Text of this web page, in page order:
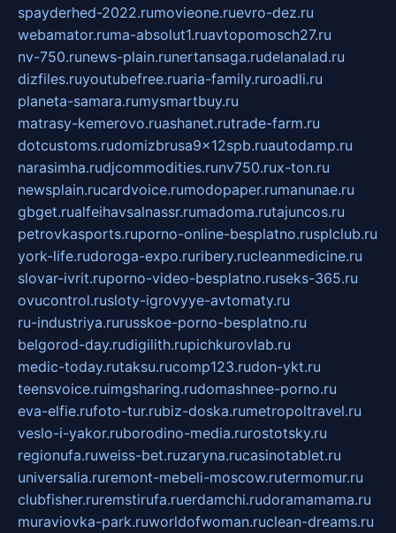
spayderhed-2022.rumovieone.ruevro-dez.ru
webamator.ruma-absolut1.ruavtopomosch27.ru
nv-750.runews-plain.runertansaga.rudelanalad.ru
dizfiles.ruyoutubefree.ruaria-family.ruroadli.ru
planeta-samara.rumysmartbuy.ru
matrasy-kemerovo.ruashanet.rutrade-farm.ru
dotcustoms.rudomizbrusa9x12spb.ruautodamp.ru
narasimha.rudjcommodities.runv750.rux-ton.ru
newsplain.rucardvoice.rumodopaper.rumanunae.ru
gbget.rualfeihavsalnassr.rumadoma.rutajuncos.ru
petrovkasports.ruporno-online-besplatno.rusplclub.ru
york-life.rudoroga-expo.ruribery.rucleanmedicine.ru
slovar-ivrit.ruporno-video-besplatno.ruseks-365.ru
ovucontrol.rusloty-igrovyye-avtomaty.ru
ru-industriya.rurusskoe-porno-besplatno.ru
belgorod-day.rudigilith.rupichkurovlab.ru
medic-today.rutaksu.rucomp123.rudon-ykt.ru
teensvoice.ruimgsharing.rudomashnee-porno.ru
eva-elfie.rufoto-tur.rubiz-doska.rumetropoltravel.ru
veslo-i-yakor.ruborodino-media.rurostotsky.ru
regionufa.ruweiss-bet.ruzaryna.rucasinotablet.ru
universalia.ruremont-mebeli-moscow.rutermomur.ru
clubfisher.ruremstirufa.ruerdamchi.rudoramamama.ru
muraviovka-park.ruworldofwoman.ruclean-dreams.ru